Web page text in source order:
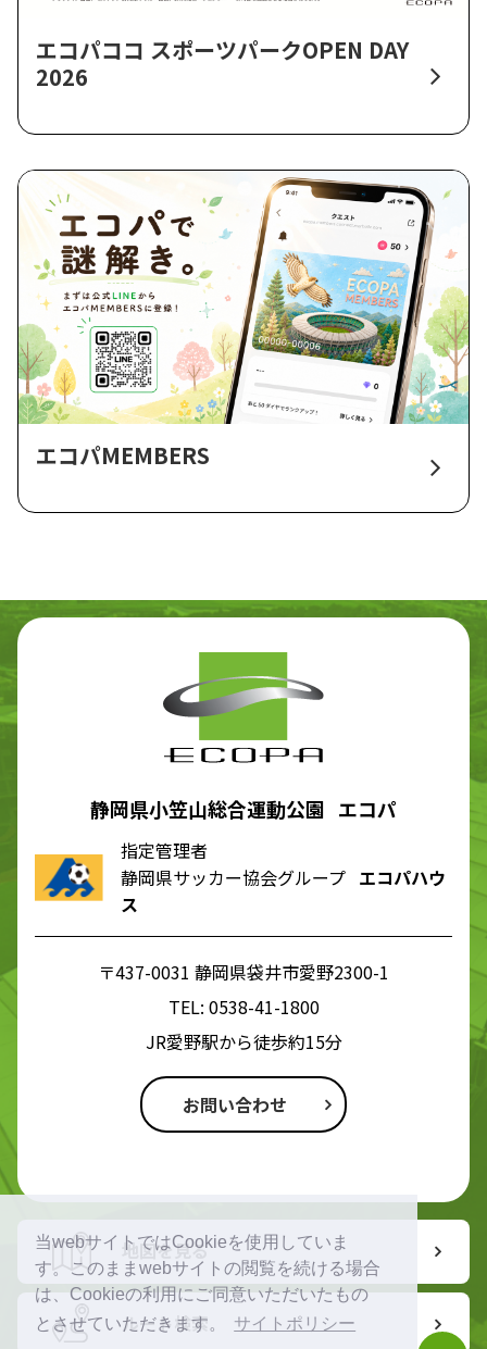
当webサイトではCookieを使用していま
す。このままwebサイトの閲覧を続ける場合
は、Cookieの利用にご同意いただいたもの
とさせていただきます。
サイトポリシー
エコパココ スポーツパークOPEN DAY
2026
エコパMEMBERS
静岡県小笠山総合運動公園 エコパ
指定管理者
静岡県サッカー協会グループ エコパハウ
ス
〒437-0031 静岡県袋井市愛野2300-1
TEL: 0538-41-1800
JR愛野駅から徒歩約15分
お問い合わせ
地図を見る
ルート検索